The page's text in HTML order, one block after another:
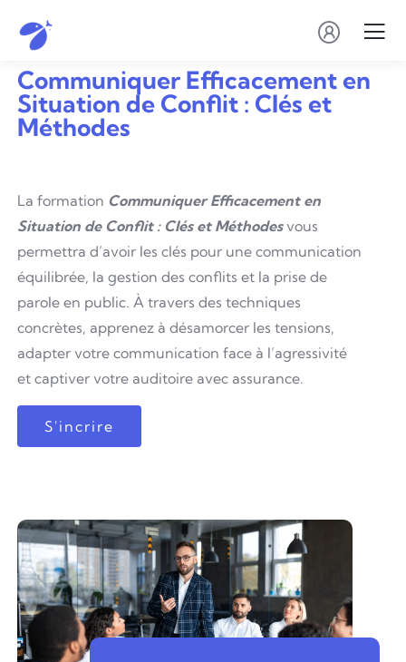
Communiquer Efficacement en
Situation de Conflit : Clés et
Méthodes
La formation Communiquer Efficacement en
Situation de Conflit : Clés et Méthodes vous
permettra d’avoir les clés pour une communication
équilibrée, la gestion des conflits et la prise de
parole en public. À travers des techniques
concrètes, apprenez à désamorcer les tensions,
adapter votre communication face à l’agressivité
et captiver votre auditoire avec assurance.
S'incrire